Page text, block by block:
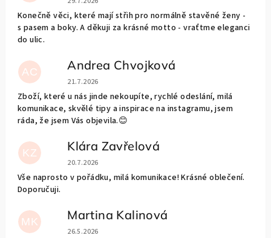
Konečně věci, které mají střih pro normálně stavěné ženy -
s pasem a boky. A děkuji za krásné motto - vraťtme eleganci
do ulic.
AC Andrea Chvojková
Hodnocení obchodu je 5 z 5 hvězdiček.
21.7.2026
Zboží, které u nás jinde nekoupíte, rychlé odeslání, milá
komunikace, skvělé tipy a inspirace na instagramu, jsem
ráda, že jsem Vás objevila.😊
KZ Klára Zavřelová
Hodnocení obchodu je 5 z 5 hvězdiček.
20.7.2026
Vše naprosto v pořádku, milá komunikace! Krásné oblečení.
Doporučuji.
MK Martina Kalinová
Hodnocení obchodu je 5 z 5 hvězdiček.
26.5.2026